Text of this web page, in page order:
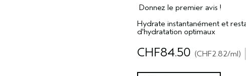
Donnez le premier avis !
Hydrate instantanément et
d'hydratation optimaux
CHF84.50 CHF2.82/ml